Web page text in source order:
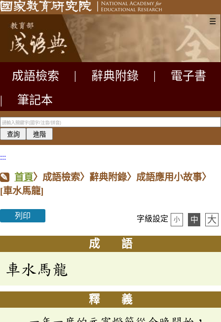
☰
成語檢索 辭典附錄
電子書
|
筆記本
:::
首頁〉成語檢索〉辭典附錄〉成語應用小故事〉
[車水馬龍]
列印 字級設定 小 中 大
成 語
車水馬龍
釋 義